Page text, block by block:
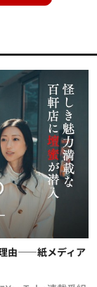
由——紙メディア